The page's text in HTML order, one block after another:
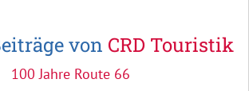
von CRD Touristik
100 Jahre Route 66